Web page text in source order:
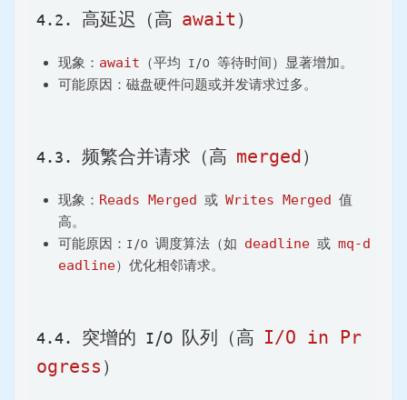
4.2. 高延迟（高 await ）
现象： await （平均 I/O 等待时间）显著增加。
可能原因：磁盘硬件问题或并发请求过多。
4.3. 频繁合并请求（高 merged）
现象： Reads Merged 或 Writes Merged 值
高。
可能原因：I/O 调度算法（如 deadline 或 mq-d
eadline）优化相邻请求。
4.4. 突增的 I/O 队列（高 I/O in Pr
ogress ）